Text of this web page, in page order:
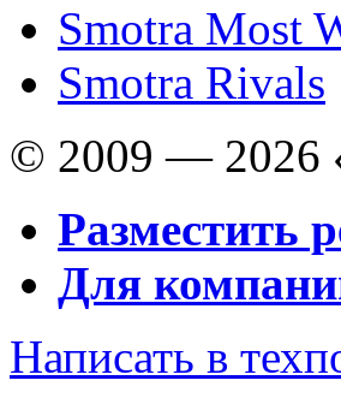
Smotra Most
Smotra Rivals
© 2009 — 2026
Разместить
Для
Написать в